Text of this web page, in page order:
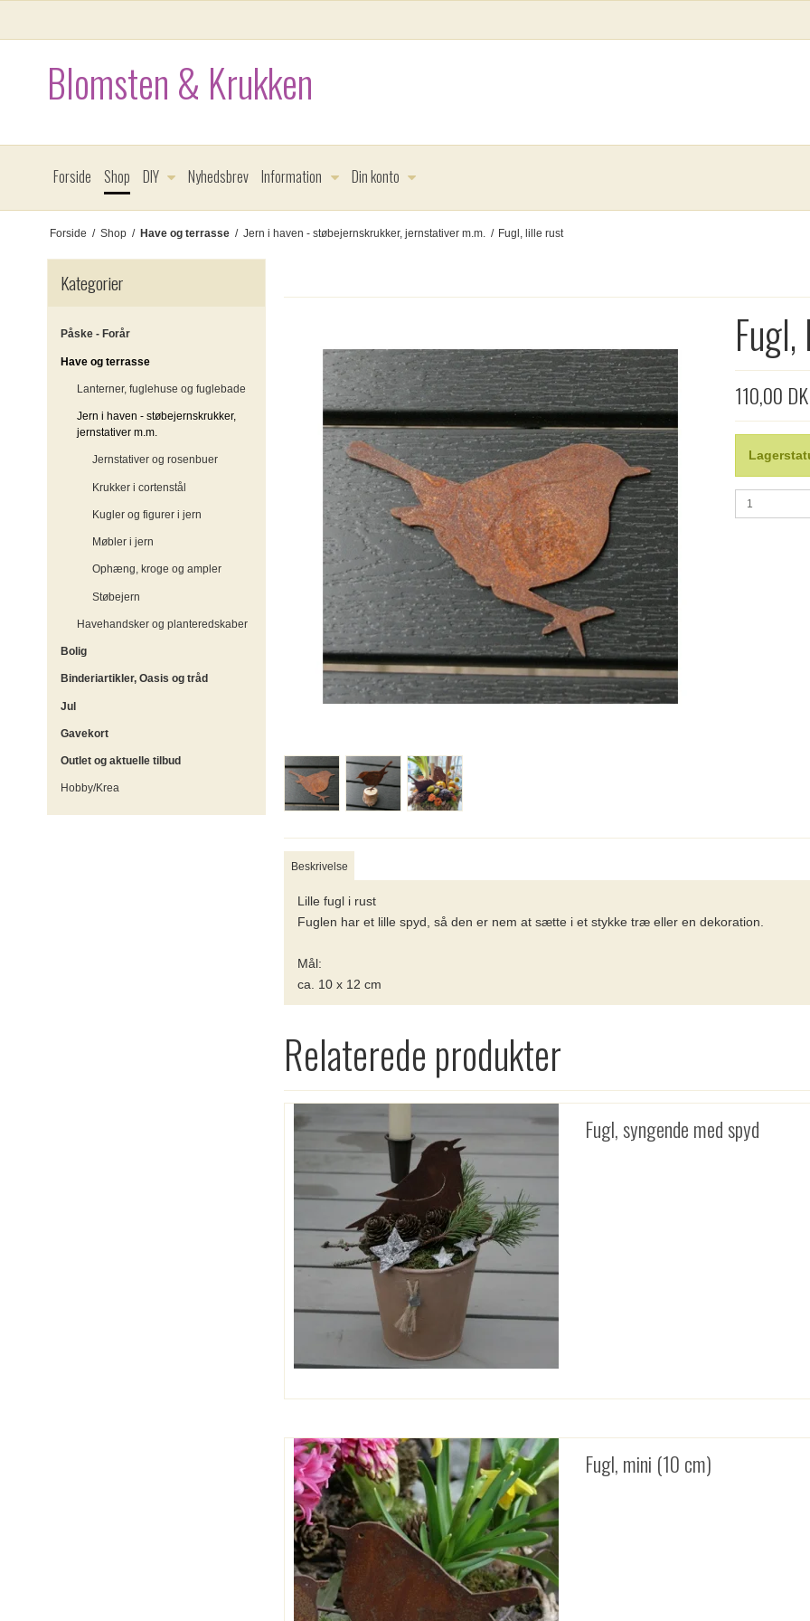
Blomsten & Krukken
Forside Shop DIY Nyhedsbrev Information Din konto
Forside / Shop / Have og terrasse / Jern i haven - støbejernskrukker, jernstativer m.m. / Fugl, lille rust
Kategorier
Påske - Forår
Have og terrasse
Lanterner, fuglehuse og fuglebade
Jern i haven - støbejernskrukker,
jernstativer m.m.
Jernstativer og rosenbuer
Krukker i cortenstål
Kugler og figurer i jern
Møbler i jern
Ophæng, kroge og ampler
Støbejern
Havehandsker og planteredskaber
Bolig
Binderiartikler, Oasis og tråd
Jul
Gavekort
Outlet og aktuelle tilbud
Hobby/Krea
110,00
Beskrivelse
Lille fugl i rust
Fuglen har et lille spyd, så den er nem at sætte i et stykke træ eller en dekoration.
Mål:
ca. 10 x 12 cm
Relaterede produkter
Fugl, syngende med spyd
Fugl, mini (10 cm)